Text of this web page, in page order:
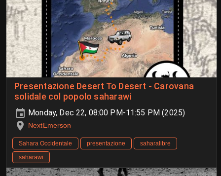
Presentazione Desert To Desert - Carovana
solidale col popolo saharawi
Monday, Dec 22, 08:00 PM-11:55 PM (2025)
NextEmerson
Sahara Occidentale presentazione
saharalibre
saharawi